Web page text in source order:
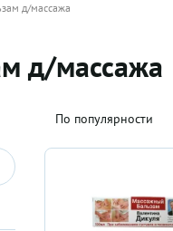
д/массажа
д/массажа
По популярности